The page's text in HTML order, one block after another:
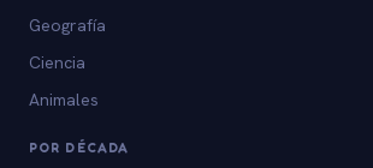
Geografía
Ciencia
Animales
POR DÉCADA